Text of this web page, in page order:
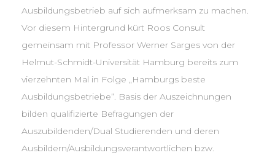
Ausbildungsbetrieb auf sich aufmerksam zu machen.
Vor diesem Hintergrund kürt Roos Consult
gemeinsam mit Professor Werner Sarges von der
Helmut-Schmidt-Universität Hamburg bereits zum
vierzehnten Mal in Folge „Hamburgs beste
Ausbildungsbetriebe“. Basis der Auszeichnungen
bilden qualifizierte Befragungen der
Auszubildenden/Dual Studierenden und deren
Ausbildern/Ausbildungs­verantwortlichen bzw.